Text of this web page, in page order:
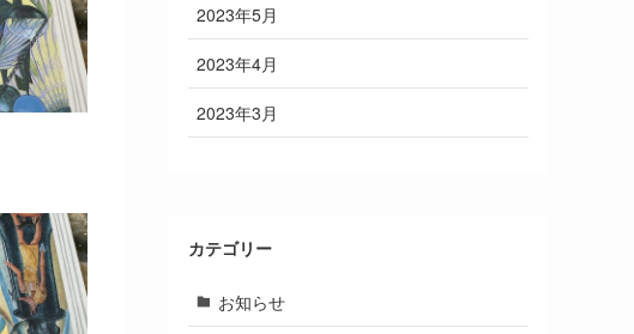
2023年5月
2023年4月
2023年3月
カテゴリー
お知らせ